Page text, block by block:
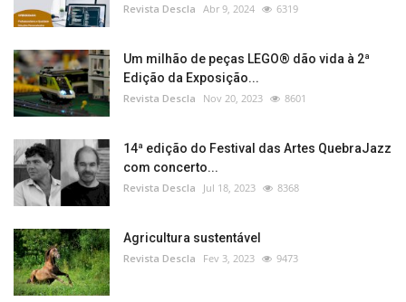
Revista Descla Abr 9, 2024 6319
Um milhão de peças LEGO® dão vida à 2ª
Edição da Exposição...
Revista Descla Nov 20, 2023 8601
14ª edição do Festival das Artes QuebraJazz
com concerto...
Revista Descla Jul 18, 2023 8368
Agricultura sustentável
Revista Descla Fev 3, 2023 9473